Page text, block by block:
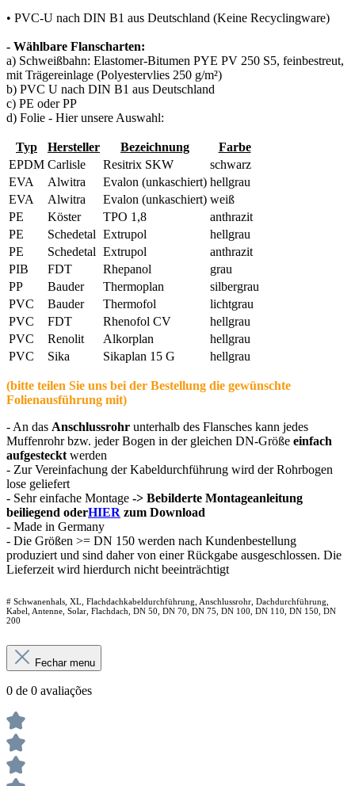
• PVC-U nach DIN B1 aus Deutschland (Keine Recyclingware)
- Wählbare Flanscharten:
a) Schweißbahn: Elastomer-Bitumen PYE PV 250 S5, feinbestreut,
mit Trägereinlage (Polyestervlies 250 g/m²)
b) PVC U nach DIN B1 aus Deutschland
c) PE oder PP
d) Folie - Hier unsere Auswahl:
Typ Hersteller Bezeichnung
Farbe
EPDM Carlisle Resitrix SKW
schwarz
EVA
Alwitra Evalon (unkaschiert) hellgrau
EVA
Alwitra Evalon (unkaschiert) weiß
PE
Köster TPO 1,8
anthrazit
PE
Schedetal Extrupol
hellgrau
PE
Schedetal Extrupol
anthrazit
PIB
FDT Rhepanol
grau
PP
Bauder Thermoplan
silbergrau
PVC
Bauder Thermofol
lichtgrau
PVC
FDT Rhenofol CV
hellgrau
PVC
Renolit Alkorplan
hellgrau
PVC
Sika Sikaplan 15 G hellgrau
(bitte teilen Sie uns bei der Bestellung die gewünschte
Folienausführung mit)
- An das Anschlussrohr unterhalb des Flansches kann jedes
Muffenrohr bzw. jeder Bogen in der gleichen DN-Größe einfach
aufgesteckt werden
- Zur Vereinfachung der Kabeldurchführung wird der Rohrbogen
lose geliefert
- Sehr einfache Montage -> Bebilderte Montageanleitung
beiliegend oderHIER zum Download
- Made in Germany
- Die Größen >= DN 150 werden nach Kundenbestellung
produziert und sind daher von einer Rückgabe ausgeschlossen. Die
Lieferzeit wird hierdurch nicht beeinträchtigt
# Schwanenhals, XL, Flachdachkabeldurchführung, Anschlussrohr, Dachdurchführung,
Kabel, Antenne, Solar, Flachdach, DN 50, DN 70, DN 75, DN 100, DN 110, DN 150, DN
200
Fechar menu
0 de 0 avaliações